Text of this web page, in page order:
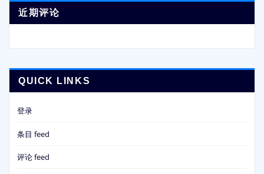
近期评论
QUICK LINKS
登录
条目 feed
评论 feed